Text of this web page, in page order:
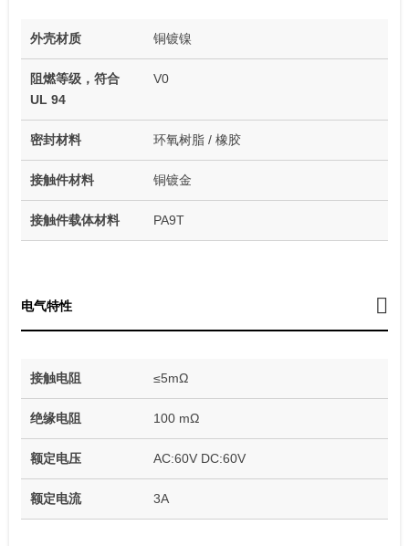
外壳材质 铜镀镍
阻燃等级，符合
UL 94
V0
密封材料 环氧树脂 / 橡胶
接触件材料 铜镀金
接触件载体材料 PA9T
电气特性
接触电阻 ≤5mΩ
绝缘电阻 100 mΩ
额定电压 AC:60V DC:60V
额定电流 3A